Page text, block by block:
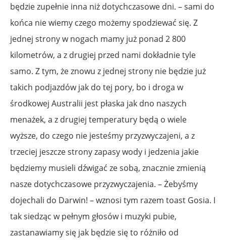
będzie zupełnie inna niż dotychczasowe dni. – sami do
końca nie wiemy czego możemy spodziewać się. Z
jednej strony w nogach mamy już ponad 2 800
kilometrów, a z drugiej przed nami dokładnie tyle
samo. Z tym, że znowu z jednej strony nie będzie już
takich podjazdów jak do tej pory, bo i droga w
środkowej Australii jest płaska jak dno naszych
menażek, a z drugiej temperatury będą o wiele
wyższe, do czego nie jesteśmy przyzwyczajeni, a z
trzeciej jeszcze strony zapasy wody i jedzenia jakie
będziemy musieli dźwigać ze sobą, znacznie zmienią
nasze dotychczasowe przyzwyczajenia. – Żebyśmy
dojechali do Darwin! – wznosi tym razem toast Gosia. I
tak siedząc w pełnym głosów i muzyki pubie,
zastanawiamy się jak będzie się to różniło od